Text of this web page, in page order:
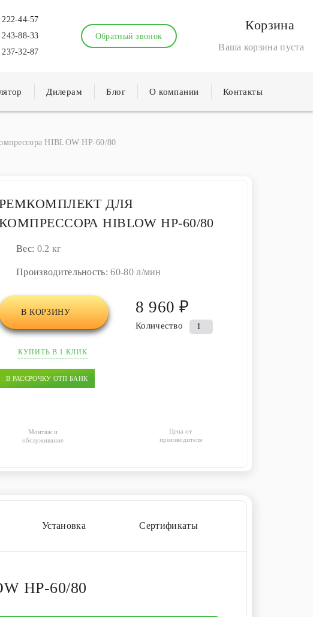
44-57
88-33
32-87
Обратный звонок
Корзина
Ваша корзина пуста
Дилерам Блог О компании Контакты
HIBLOW HP-60/80
ДЛЯ
HIBLOW HP-60/80
Вес: 0.2 кг
Производительность:60-80 л/мин
В КОРЗИНУ
КУПИТЬ В 1 КЛИК
В РАССРОЧКУ ОТП БАНК
8 960 ₽
Количество Количество
Монтаж и
обслуживание
Цена от
производителя
Установка Сертификаты
HP-60/80